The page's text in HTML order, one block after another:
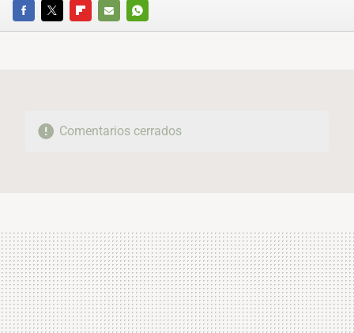
FACEBOOKTWITTERFLIPBOARD
E-
WHATSAPP
Comentarios cerrados